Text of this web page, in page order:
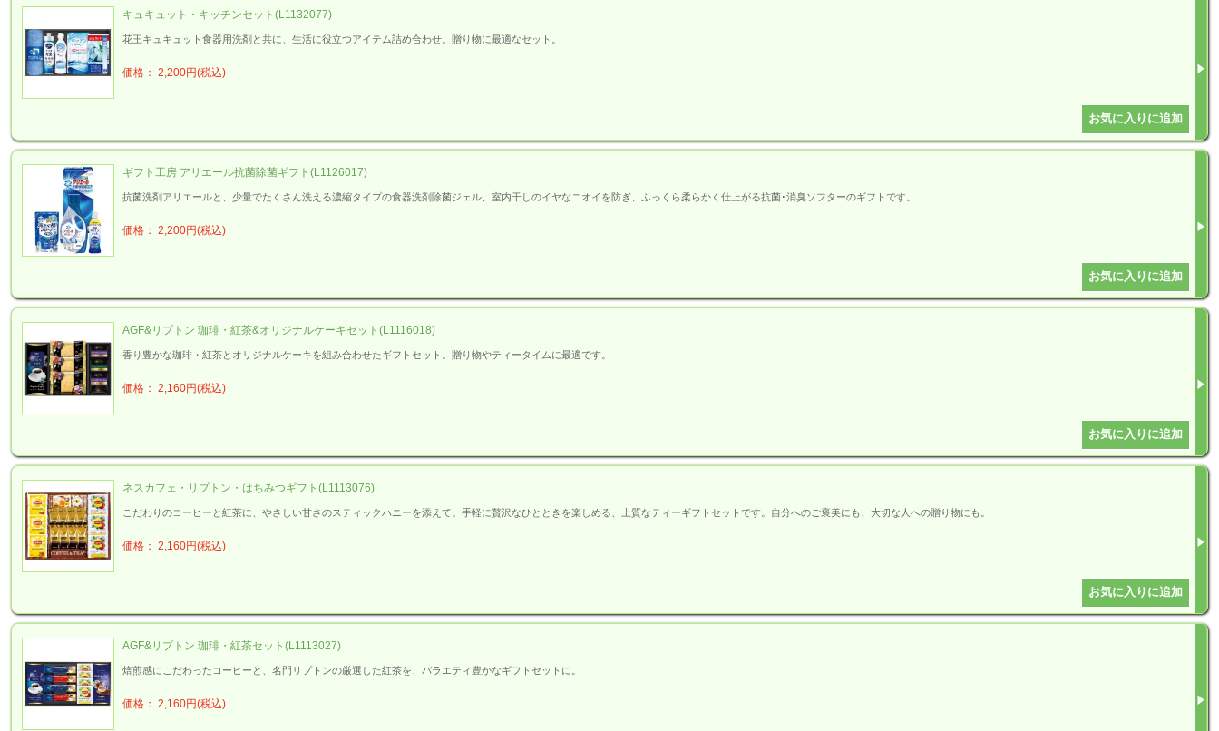
キュキュット・キッチンセット(L1132077)
花王キュキュット食器用洗剤と共に、生活に役立つアイテム詰め合わせ。贈り物に最適なセット。
価格： 2,200円(税込)
ギフト工房 アリエール抗菌除菌ギフト(L1126017)
抗菌洗剤アリエールと、少量でたくさん洗える濃縮タイプの食器洗剤除菌ジェル、室内干しのイヤなニオイを防ぎ、ふっくら柔らかく仕上がる抗菌･消臭ソフターのギフトです。
価格： 2,200円(税込)
AGF&リプトン 珈琲・紅茶&オリジナルケーキセット(L1116018)
香り豊かな珈琲・紅茶とオリジナルケーキを組み合わせたギフトセット。贈り物やティータイムに最適です。
価格： 2,160円(税込)
ネスカフェ・リプトン・はちみつギフト(L1113076)
こだわりのコーヒーと紅茶に、やさしい甘さのスティックハニーを添えて。手軽に贅沢なひとときを楽しめる、上質なティーギフトセットです。自分へのご褒美にも、大切な人への贈り物にも。
価格： 2,160円(税込)
AGF&リプトン 珈琲・紅茶セット(L1113027)
焙煎感にこだわったコーヒーと、名門リプトンの厳選した紅茶を、バラエティ豊かなギフトセットに。
価格： 2,160円(税込)